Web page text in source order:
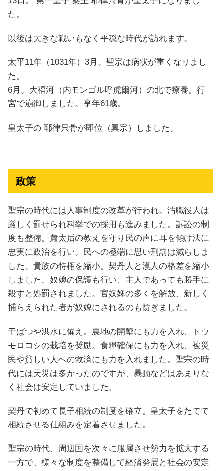
た。
以後は大きな戦いもなく平穏な時代が訪れます。
太平11年（1031年）3月。聖宗は病状が重くなりまし
た。
6月。大福河（内モンゴル呼虎爾河）の北で療養。行
宮で崩御しました。享年61歳。
皇太子の 耶律只骨が即位（興宗）しました。
政策
聖宗の時代には人事制度の改革が行われ。汚職役人は
厳しく罰せられ科挙での採用も進みました。訴訟の制
度も整備。蕭太后の教えを守り民の声に耳を傾け法に
忠実に政治を行い。民への極端に思い刑罰は減らしま
した。貴族の特権を縮小。契丹人と漢人の格差を縮小
しました。奴婢の保護も行い、主人であっても勝手に
殺すと処罰されました。官奴婢の多くを解放、新しく
捕らえられた者が奴婢にされるのも防ぎました。
干ばつや洪水に備え。農地の開墾にも力を入れ、トウ
モロコシの栽培を奨励。食糧確保にも力を入れ、被災
民や貧しい人への救済にも力を入れました。聖宗の時
代には天災は多かったのですが、暴動などはあまりな
く社会は安定していました。
契丹で初めて長子相続の制度を確立。皇太子をたてて
相続させる仕組みを定着させました。
聖宗の時代、周辺国を次々に服属させ勢力を拡大する
一方で、様々な制度を整備して経済発展と社会の安定